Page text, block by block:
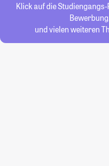
Klick auf die
und vielen weiteren